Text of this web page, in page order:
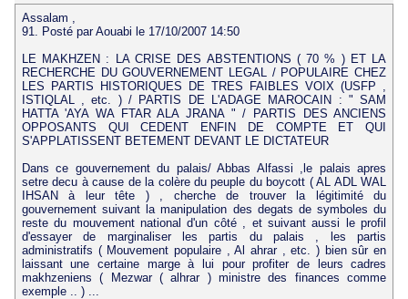
Assalam ,
91. Posté par Aouabi le 17/10/2007 14:50
LE MAKHZEN : LA CRISE DES ABSTENTIONS ( 70 % ) ET LA
RECHERCHE DU GOUVERNEMENT LEGAL / POPULAIRE CHEZ
LES PARTIS HISTORIQUES DE TRES FAIBLES VOIX (USFP ,
ISTIQLAL , etc. ) / PARTIS DE L'ADAGE MAROCAIN : " SAM
HATTA 'AYA WA FTAR ALA JRANA " / PARTIS DES ANCIENS
OPPOSANTS QUI CEDENT ENFIN DE COMPTE ET QUI
S'APPLATISSENT BETEMENT DEVANT LE DICTATEUR
Dans ce gouvernement du palais/ Abbas Alfassi ,le palais apres
setre decu à cause de la colère du peuple du boycott ( AL ADL WAL
IHSAN à leur tête ) , cherche de trouver la légitimité du
gouvernement suivant la manipulation des degats de symboles du
reste du mouvement national d'un côté , et suivant aussi le profil
d'essayer de marginaliser les partis du palais , les partis
administratifs ( Mouvement populaire , Al ahrar , etc. ) bien sûr en
laissant une certaine marge à lui pour profiter de leurs cadres
makhzeniens ( Mezwar ( alhrar ) ministre des finances comme
exemple .. ) ...